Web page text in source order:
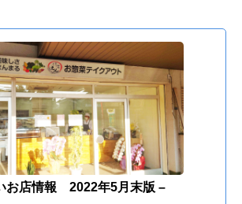
お店情報 2022年5月末版 –